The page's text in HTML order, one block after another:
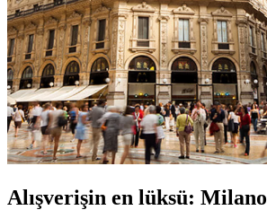
Alışverişin en lüksü: Milano